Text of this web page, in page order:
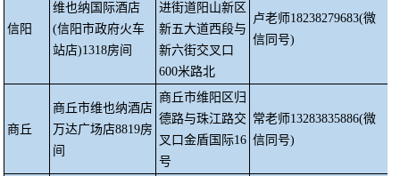
信阳
维也纳国际酒店
(信阳市政府火车
站店)1318房间
进街道阳山新区
新五大道西段与
新六街交叉口
600米路北
卢老师18238279683(微
信同号)
商丘
商丘市维也纳酒店
万达广场店8819房
间
商丘市维阳区归
德路与珠江路交
叉口金盾国际16
号
常老师13283835886(微
信同号)